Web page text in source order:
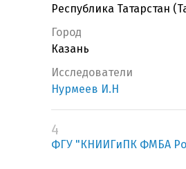
Республика Татарстан
Город
Казань
Исследователи
Нурмеев И.Н
4
ФГУ "КНИИГиПК ФМБА